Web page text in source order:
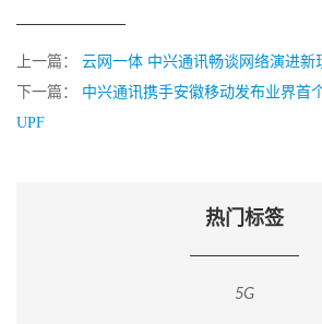
上一篇： 云网一体 中兴通讯畅谈网络演进新
下一篇： 中兴通讯携手安徽移动发布业界首
UPF
热门标签
5G